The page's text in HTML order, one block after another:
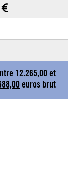
12.265,00 et
euros brut